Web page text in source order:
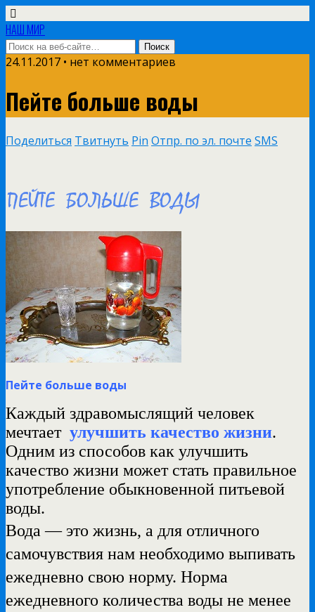
НАШ МИР
24.11.2017 • нет комментариев
Пейте больше воды
Поделиться Твитнуть Pin Отпр. по эл. почте SMS
Пейте больше воды
Каждый здравомыслящий человек
мечтает улучшить качество жизни.
Одним из способов как улучшить
качество жизни может стать правильное
употребление обыкновенной питьевой
воды.
Вода — это жизнь, а для отличного
самочувствия нам необходимо выпивать
ежедневно свою норму. Норма
ежедневного количества воды не менее